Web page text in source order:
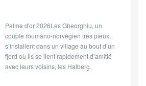
Palme d'or 2026Les Gheorghiu, un
couple roumano-norvégien très pieux,
s’installent dans un village au bout d’un
fjord où ils se lient rapidement d’amitié
avec leurs voisins, les Halberg.